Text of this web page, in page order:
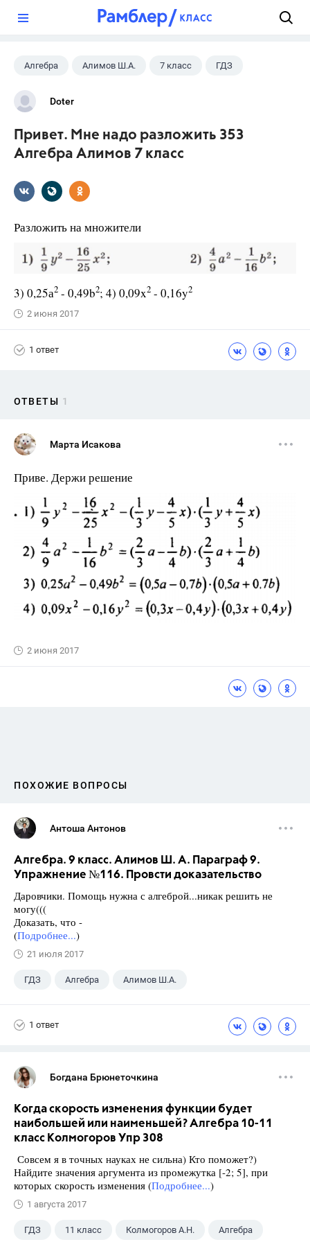
Алгебра Алимов Ш.А. 7 класс ГДЗ
Doter
Привет. Мне надо разложить 353
Алгебра Алимов 7 класс
Разложить на множители
3) 0,25а2 - 0,49b2; 4) 0,09x2 - 0,16y2
2 июня 2017
1 ответ
ОТВЕТЫ 1
Марта Исакова
Приве. Держи решение
2 июня 2017
ПОХОЖИЕ ВОПРОСЫ
Антоша Антонов
Алгебра. 9 класс. Алимов Ш. А. Параграф 9.
Упражнение №116. Провсти доказательство
Даровчики. Помощь нужна с алгеброй...никак решить не
могу(((
Доказать, что -
(Подробнее...)
21 июля 2017
ГДЗ Алгебра Алимов Ш.А.
1 ответ
Богдана Брюнеточкина
Когда скорость изменения функции будет
наибольшей или наименьшей? Алгебра 10-11
класс Колмогоров Упр 308
Совсем я в точных науках не сильна) Кто поможет?)
Найдите значения аргумента из промежутка [-2; 5], при
которых скорость изменения (Подробнее...)
1 августа 2017
ГДЗ 11 класс Колмогоров А.Н. Алгебра